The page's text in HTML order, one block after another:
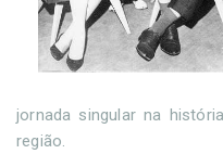
jornada singular na
região.